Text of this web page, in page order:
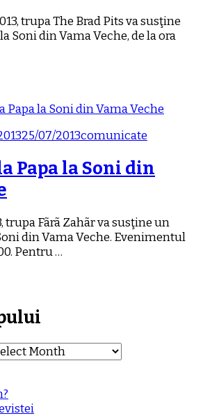
trupa The Brad Pits va susţine
Soni din Vama Veche, de la ora
25/07/2013comunicate
Papa la Soni din
trupa Fãrã Zahãr va susţine un
din Vama Veche. Evenimentul
Pentru …